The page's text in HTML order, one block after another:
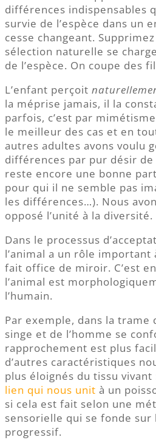
différences indispensables
survie de l’espèce dans un
cesse changeant.
sélection naturelle se
de l’espèce. On coupe des
L’enfant perçoit
la méprise jamais, il la
parfois, c’est par
le meilleur des cas et en
autres adultes avons voulu
différences par pur désir
reste encore une bonne
pour qui il ne semble pas
les différences…). Nous
opposé l’unité à la diversité.
Dans le processus
l’animal a un rôle important
fait office de miroir. C’est
l’animal est
l’humain.
Par exemple, dans la trame
singe et de l’homme se
rapprochement est plus
d’autres caractéristiques
plus éloignés du tissu
lien qui nous unit à un
si cela est fait selon une
sensorielle qui se fonde sur
progressif.